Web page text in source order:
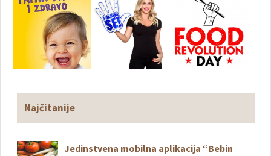
Najčitanije
Jedinstvena mobilna aplikacija “Bebin